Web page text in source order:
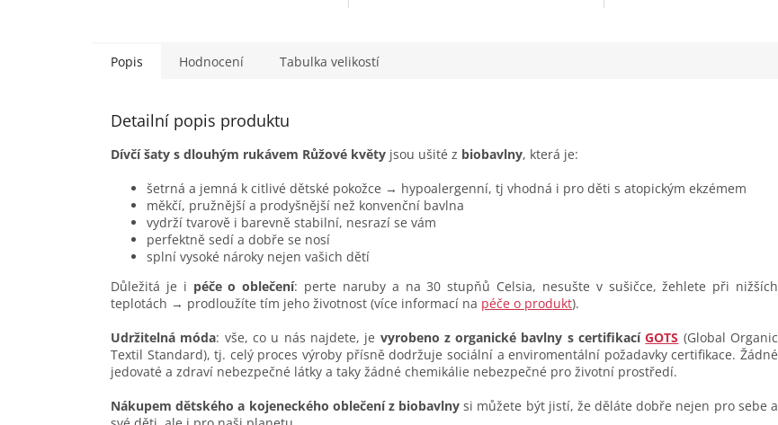
Popis Hodnocení Tabulka velikostí
Detailní popis produktu
Dívčí šaty s dlouhým rukávem Růžové květy jsou ušité z biobavlny, která je:
šetrná a jemná k citlivé dětské pokožce → hypoalergenní, tj vhodná i pro děti s atopickým ekzémem
měkčí, pružnější a prodyšnější než konvenční bavlna
vydrží tvarově i barevně stabilní, nesrazí se vám
perfektně sedí a dobře se nosí
splní vysoké nároky nejen vašich dětí
Důležitá je i péče o oblečení: perte naruby a na 30 stupňů Celsia, nesušte v sušičce, žehlete při nižších
teplotách → prodloužíte tím jeho životnost (více informací na péče o produkt).
Udržitelná móda: vše, co u nás najdete, je vyrobeno z organické bavlny s certifikacíGOTS (Global Organic
Textil Standard), tj. celý proces výroby přísně dodržuje sociální a enviromentální požadavky certifikace. Žádné
jedovaté a zdraví nebezpečné látky a taky žádné chemikálie nebezpečné pro životní prostředí.
Nákupem dětského a kojeneckého oblečení z biobavlny si můžete být jistí, že děláte dobře nejen pro sebe a